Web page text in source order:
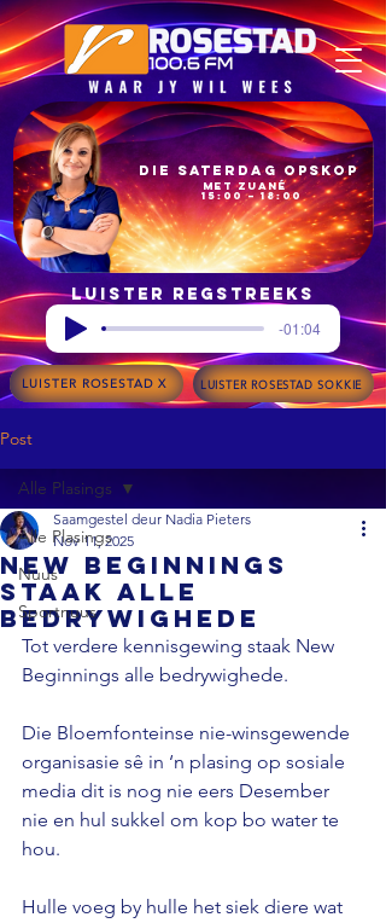
15:00 – 18:00
met Zuané
Die Saterdag Opskop
Luister regstreeks
-01:04
LUISTER ROSESTAD X LUISTER ROSESTAD SOKKIE
Post
Alle Plasings
Nuus
Sportnuus
Alle Plasings
New Beginnings
staak alle
bedrywighede
Saamgestel deur Nadia Pieters
Nov 11, 2025
Tot verdere kennisgewing staak New
Beginnings alle bedrywighede.
Die Bloemfonteinse nie-winsgewende
organisasie sê in ‘n plasing op sosiale
media dit is nog nie eers Desember
nie en hul sukkel om kop bo water te
hou.
Hulle voeg by hulle het siek diere wat